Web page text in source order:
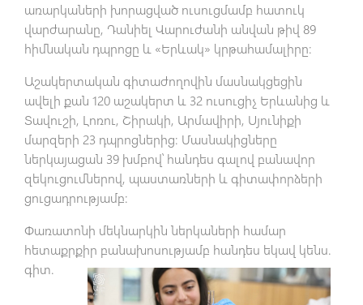
առարկաների խորացված ուսուցմամբ հատուկ
վարժարանը, Դանիել Վարուժանի անվան թիվ 89
հիմնական դպրոցը և «Երևակ» կրթահամալիրը։
Աշակերտական գիտաժողովին մասնակցեցին
ավելի քան 120 աշակերտ և 32 ուսուցիչ Երևանից և
Տավուշի, Լոռու, Շիրակի, Արմավիրի, Սյունիքի
մարզերի 23 դպրոցներից: Մասնակիցները
ներկայացան 39 խմբով՝ հանդես գալով բանավոր
զեկուցումներով, պաստառների և գիտափորձերի
ցուցադրությամբ:
Փառատոնի մեկնարկին ներկաների համար
հետաքրքիր բանախոսությամբ հանդես եկավ կենս.
գիտ.